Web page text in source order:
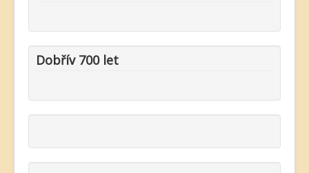
Dobřív 700 let